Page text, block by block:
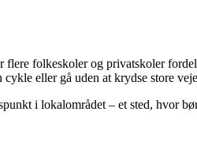
folkeskoler og privatskoler
eller gå uden at krydse store
i lokalområdet – et sted, hvor